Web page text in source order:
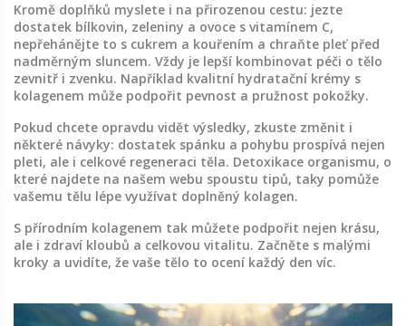
Kromě doplňků myslete i na přirozenou cestu: jezte
dostatek bílkovin, zeleniny a ovoce s vitamínem C,
nepřehánějte to s cukrem a kouřením a chraňte pleť před
nadměrným sluncem. Vždy je lepší kombinovat péči o tělo
zevnitř i zvenku. Například kvalitní hydratační krémy s
kolagenem může podpořit pevnost a pružnost pokožky.
Pokud chcete opravdu vidět výsledky, zkuste změnit i
některé návyky: dostatek spánku a pohybu prospívá nejen
pleti, ale i celkové regeneraci těla. Detoxikace organismu, o
které najdete na našem webu spoustu tipů, taky pomůže
vašemu tělu lépe využívat doplněný kolagen.
S přírodním kolagenem tak můžete podpořit nejen krásu,
ale i zdraví kloubů a celkovou vitalitu. Začněte s malými
kroky a uvidíte, že vaše tělo to ocení každý den víc.